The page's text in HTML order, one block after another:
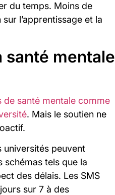
du temps. Moins de
l’apprentissage et la
santé mentale
santé mentale comme
. Mais le soutien ne
universités peuvent
schémas tels que la
des délais. Les SMS
sur 7 à des